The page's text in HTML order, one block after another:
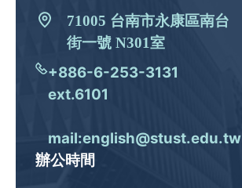
71005 台南市永康區南台
街一號 N301室
+886-6-253-3131
ext.6101
mail:english@stust.edu.tw
辦公時間